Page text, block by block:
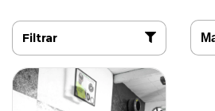
Filtrar